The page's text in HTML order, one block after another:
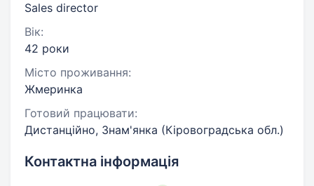
Sales director
Вік:
42 роки
Місто проживання:
Жмеринка
Готовий працювати:
Дистанційно, Знам'янка (Кіровоградська обл.)
Контактна інформація